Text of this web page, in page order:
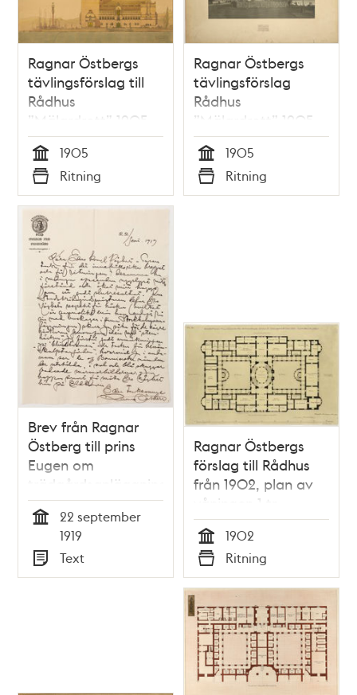
Ragnar Östbergs
tävlingsförslag till
Rådhus
”Mälardrott” 1905
(samlingspost 23
ritningar)
Tid
1905
Typ
Ritning
Ragnar Östbergs
tävlingsförslag
Rådhus
”Mälardrott” 1905,
perspektiv från Norr
Mälarstrand
Tid
1905
Typ
Ritning
Brev från Ragnar
Östberg till prins
Eugen om
trädgårdsanläggningen
vid Stockholms
stadshus22 september
1919
Typ
Text
Ragnar Östbergs
förslag till Rådhus
från 1902, plan av
våningen 1 tr.
Tid
1902
Typ
Ritning